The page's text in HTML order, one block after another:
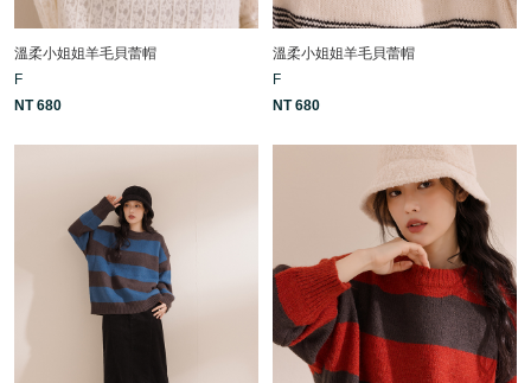
溫柔小姐姐羊毛貝蕾帽
F
NT 680
溫柔小姐姐羊毛貝蕾帽
F
NT 680